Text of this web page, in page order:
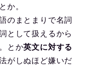
か。
のまとまりで名詞
として扱えるから
とか英文に対する
がしぬほど嫌いだ